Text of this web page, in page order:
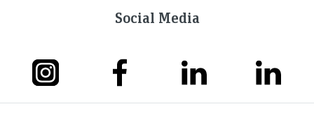
Social Media